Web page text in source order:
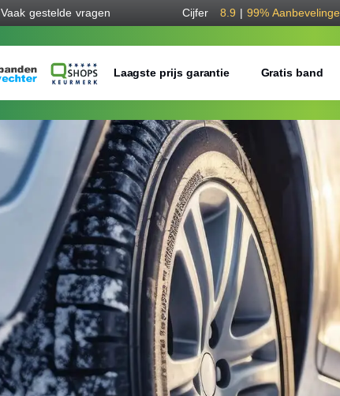
Vaak gestelde vragen Cijfer 8.9 | 99%
Laagste prijs garantie Gratis band